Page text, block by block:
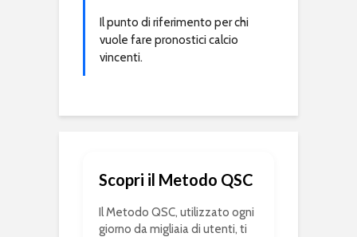
Il punto di riferimento per chi
vuole fare pronostici calcio
vincenti.
Scopri il Metodo QSC
Il Metodo QSC, utilizzato ogni
giorno da migliaia di utenti, ti